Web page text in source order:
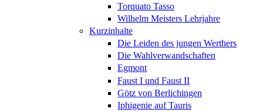
Torquato Tasso
Wilhelm Meisters Lehrjahre
Kurzinhalte
Die Leiden des jungen Werthers
Die Wahlverwandschaften
Egmont
Faust I und Faust II
Götz von Berlichingen
Iphigenie auf Tauris